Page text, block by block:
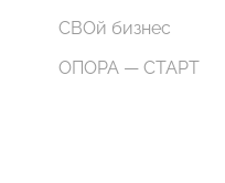
СВОй бизнес
ОПОРА — СТАРТ